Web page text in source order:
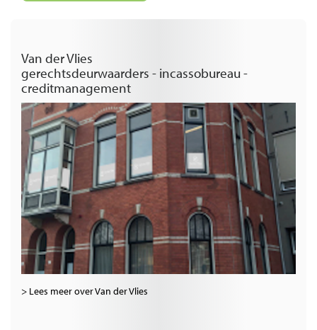
Van der Vlies
gerechtsdeurwaarders - incassobureau -
creditmanagement
> Lees meer over Van der Vlies